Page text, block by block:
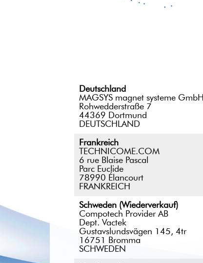
Deutschland
MAGSYS magnet systeme GmbH
Rohwedderstraße 7
44369 Dortmund
DEUTSCHLAND
Frankreich
TECHNICOME.COM
6 rue Blaise Pascal
Parc Euclide
78990 Élancourt
FRANKREICH
Schweden (Wiederverkauf)
Compotech Provider AB
Dept. Vactek
Gustavslundsvägen 145, 4tr
16751 Bromma
SCHWEDEN